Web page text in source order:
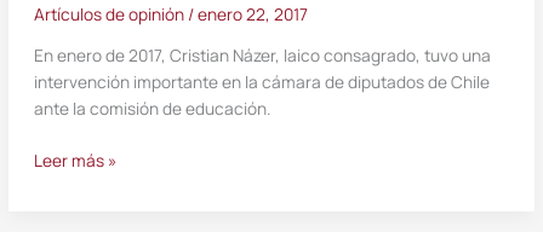
Artículos de opinión/enero 22, 2017
En enero de 2017, Cristian Názer, laico consagrado, tuvo una
intervención importante en la cámara de diputados de Chile
ante la comisión de educación.
Leer más »